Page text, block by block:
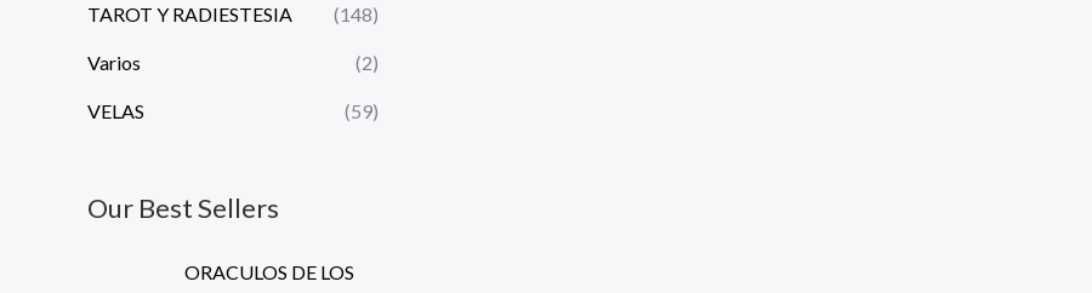
TAROT Y RADIESTESIA (148)
Varios (2)
VELAS (59)
Our Best Sellers
ORACULOS DE LOS